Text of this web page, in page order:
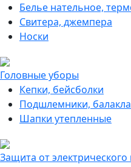
Белье нательное,
Свитера, джемпера
Носки
Головные уборы
Кепки, бейсболки
Подшлемники,
Шапки утепленные
Защита от